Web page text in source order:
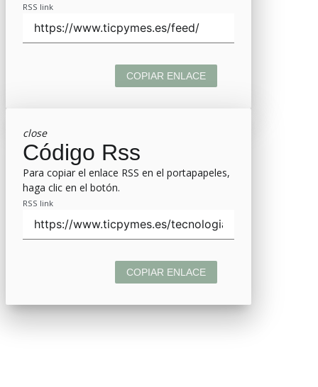
RSS link
COPIAR ENLACE
close
Código Rss
Para copiar el enlace RSS en el portapapeles,
haga clic en el botón.
RSS link
COPIAR ENLACE